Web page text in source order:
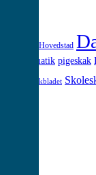
Børnenes Hovedstad
matematik pigeskak
skoleskakbladet